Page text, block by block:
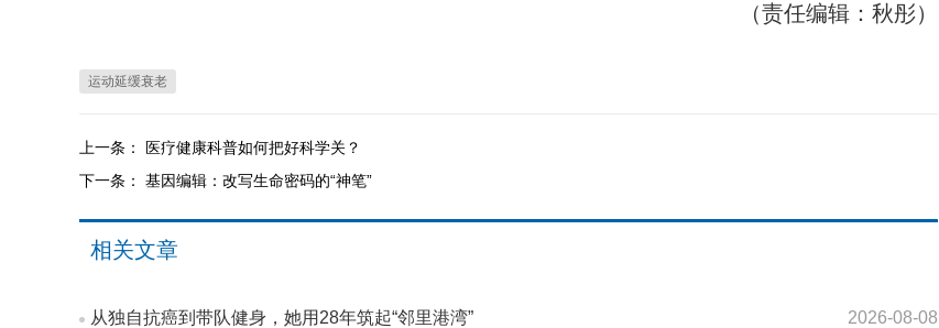
（责任编辑：秋彤）
运动延缓衰老
上一条：
医疗健康科普如何把好科学关？
下一条： 基因编辑：改写生命密码的“神笔”
相关文章
从独自抗癌到带队健身，她用28年筑起“邻里港湾” 2026-08-08